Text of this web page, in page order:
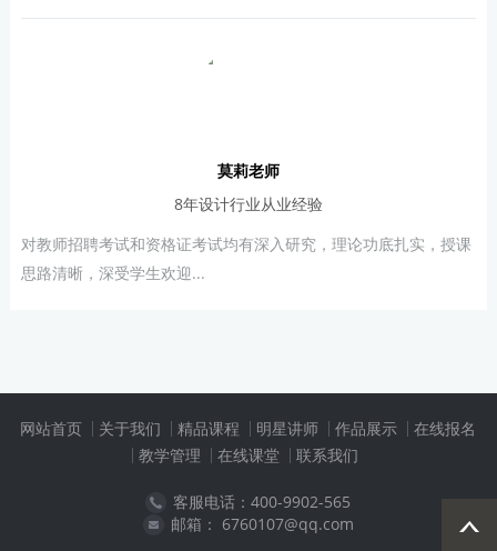
莫莉老师
8年设计行业从业经验
对教师招聘考试和资格证考试均有深入研究，理论功底扎实，授课
思路清晰，深受学生欢迎...
网站首页 关于我们 精品课程 明星讲师 作品展示
在线报名
教学管理
在线课堂 联系我们
客服电话：400-9902-565
邮箱： 6760107@qq.com